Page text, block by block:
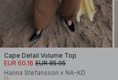
Cape Detail Volume Top
EUR 60.16 EUR 85.95
Hanna Stefansson x NA-KD